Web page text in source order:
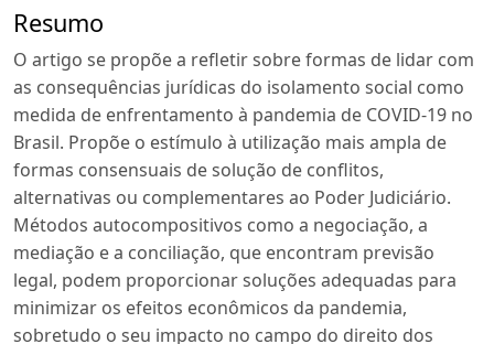
Resumo
O artigo se propõe a refletir sobre formas de lidar com
as consequências jurídicas do isolamento social como
medida de enfrentamento à pandemia de COVID-19 no
Brasil. Propõe o estímulo à utilização mais ampla de
formas consensuais de solução de conflitos,
alternativas ou complementares ao Poder Judiciário.
Métodos autocompositivos como a negociação, a
mediação e a conciliação, que encontram previsão
legal, podem proporcionar soluções adequadas para
minimizar os efeitos econômicos da pandemia,
sobretudo o seu impacto no campo do direito dos